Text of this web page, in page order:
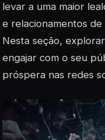
levar a uma maior
e relacionamentos
Nesta seção,
engajar com o seu
próspera nas redes